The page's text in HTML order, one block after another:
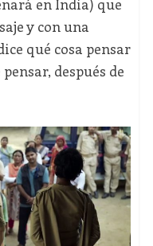
en India) que
y con una
qué cosa pensar
después de